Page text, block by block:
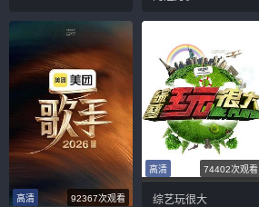
高清 92367次观看
高清 74402次观看
综艺玩很大